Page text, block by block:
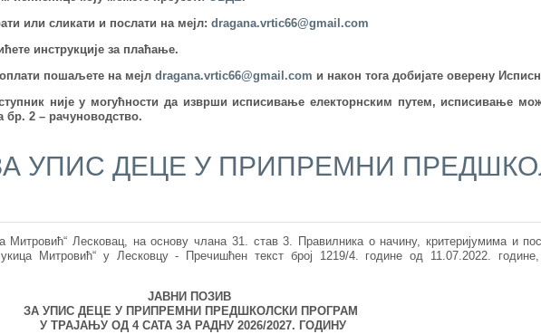
или сликати и послати на мејл: dragana.vrtic66@gmail.com
инструкције за плаћање.
пошаљете на мејл dragana.vrtic66@gmail.com и након тога добијате оверену
није у могућности да изврши исписивање електорнским путем, исписивање
бр. 2 – рачуноводство.
УПИС ДЕЦЕ У ПРИПРЕМНИ
Митровић“ Лесковац, на основу члана 31. став 3. Правилника о начину, критеријумима и
Митровић“ у Лесковцу - Пречишћен текст број 1219/4. године од 11.07.2022.
ЈАВНИ ПОЗИВ
ЗА УПИС ДЕЦЕ У ПРИПРЕМНИ ПРЕДШКОЛСКИ ПРОГРАМ
У ТРАЈАЊУ ОД 4 САТА ЗА РАДНУ 2026/2027. ГОДИНУ